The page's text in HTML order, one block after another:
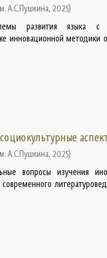
А.С.Пушкина, 2025)
развития языка с
инновационной
А.С.Пушкина, 2025)
вопросы изучения
современного